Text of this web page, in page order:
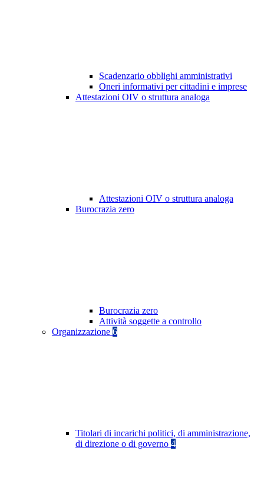
Scadenzario obblighi amministrativi
Oneri informativi per cittadini e imprese
Attestazioni OIV o struttura analoga
Attestazioni OIV o struttura analoga
Burocrazia zero
Burocrazia zero
Attività soggette a controllo
Organizzazione 6
Titolari di incarichi politici, di amministrazione,
di direzione o di governo 4